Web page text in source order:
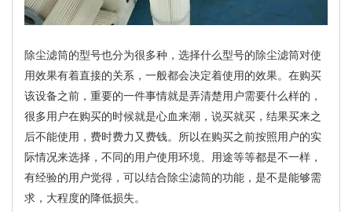
除尘滤筒的型号也分为很多种，选择什么型号的除尘滤筒对使
用效果有着直接的关系，一般都会决定着使用的效果。在购买
该设备之前，重要的一件事情就是弄清楚用户需要什么样的，
很多用户在购买的时候就是心血来潮，说买就买，结果买来之
后不能使用，费时费力又费钱。所以在购买之前按照用户的实
际情况来选择，不同的用户使用环境、用途等等都是不一样，
有经验的用户觉得，可以结合除尘滤筒的功能，是不是能够需
求，大程度的降低损失。